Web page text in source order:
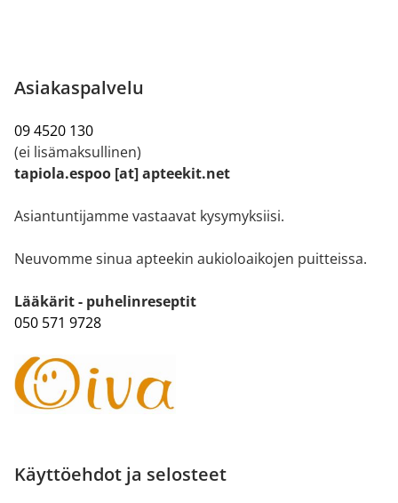
Asiakaspalvelu
09 4520 130
(ei lisämaksullinen)
tapiola.espoo [at] apteekit.net
Asiantuntijamme vastaavat kysymyksiisi.
Neuvomme sinua apteekin aukioloaikojen puitteissa.
Lääkärit - puhelinreseptit
050 571 9728
Käyttöehdot ja selosteet